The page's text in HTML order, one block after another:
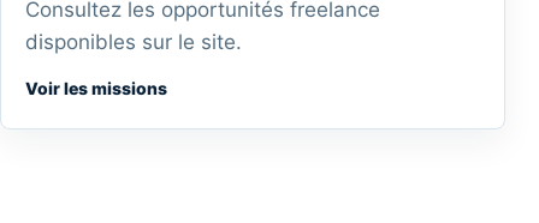
Consultez les opportunités freelance
disponibles sur le site.
Voir les missions